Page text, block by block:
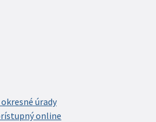
úrady
online